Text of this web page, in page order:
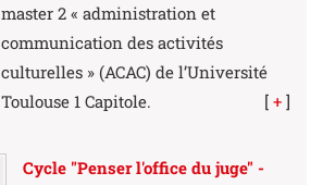
master 2 « administration et
communication des activités
culturelles » (ACAC) de l’Université
Toulouse 1 Capitole.
[ + ]
Cycle "Penser l'office du juge" -